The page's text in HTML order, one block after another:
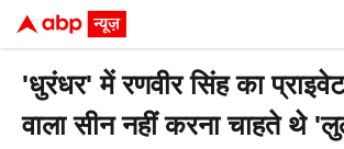
'धुरंधर' में रणवीर सिंह का
वाला सीन नहीं करना चाहते थे